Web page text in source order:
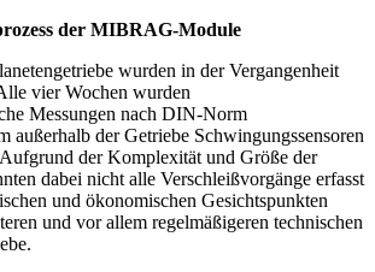
der MIBRAG-Module
wurden in der Vergangenheit
vier Wochen wurden
Messungen nach DIN-Norm
außerhalb der Getriebe Schwingungssensoren
der Komplexität und Größe der
dabei nicht alle Verschleißvorgänge erfasst
und ökonomischen Gesichtspunkten
und vor allem regelmäßigeren technischen